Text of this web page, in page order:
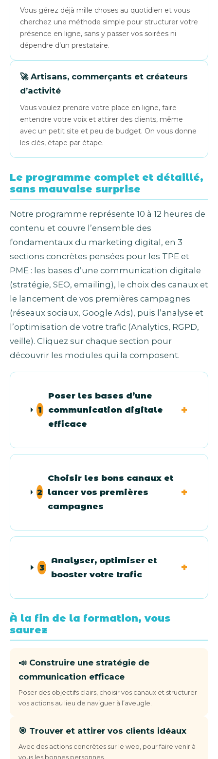
Vous gérez déjà mille choses au quotidien et vous
cherchez une méthode simple pour structurer votre
présence en ligne, sans y passer vos soirées ni
dépendre d’un prestataire.
🚀 Artisans, commerçants et créateurs
d’activité
Vous voulez prendre votre place en ligne, faire
entendre votre voix et attirer des clients, même
avec un petit site et peu de budget. On vous donne
les clés, étape par étape.
Le programme complet et détaillé,
sans mauvaise surprise
Notre programme représente 10 à 12 heures de
contenu et couvre l’ensemble des
fondamentaux du marketing digital, en 3
sections concrètes pensées pour les TPE et
PME : les bases d’une communication digitale
(stratégie, SEO, emailing), le choix des canaux et
le lancement de vos premières campagnes
(réseaux sociaux, Google Ads), puis l’analyse et
l’optimisation de votre trafic (Analytics, RGPD,
veille). Cliquez sur chaque section pour
découvrir les modules qui la composent.
1
Poser les bases d’une
communication digitale
efficace
2
Choisir les bons canaux et
lancer vos premières
campagnes
3
Analyser, optimiser et
booster votre trafic
À la fin de la formation, vous
saurez
📣 Construire une stratégie de
communication efficace
Poser des objectifs clairs, choisir vos canaux et structurer
vos actions au lieu de naviguer à l’aveugle.
🎯 Trouver et attirer vos clients idéaux
Avec des actions concrètes sur le web, pour faire venir à
vous les bonnes personnes.